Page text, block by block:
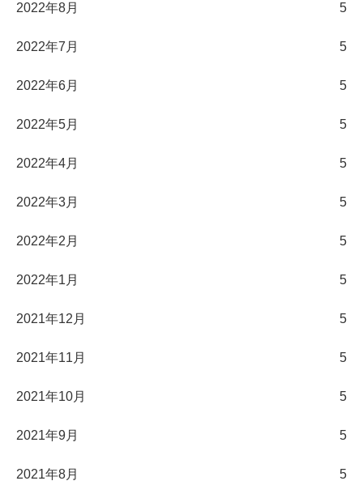
2022年8月 5
2022年7月 5
2022年6月 5
2022年5月 5
2022年4月 5
2022年3月 5
2022年2月 5
2022年1月 5
2021年12月 5
2021年11月 5
2021年10月 5
2021年9月 5
2021年8月 5